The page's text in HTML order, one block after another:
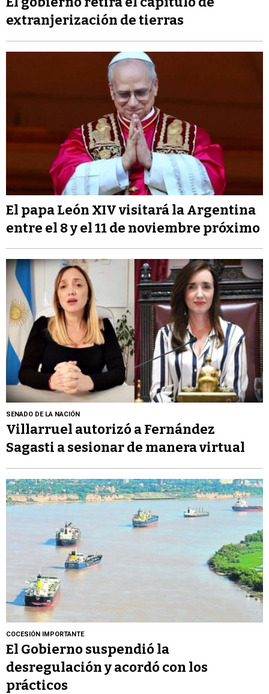
extranjerización de tierras
El papa León XIV visitará la Argentina
entre el 8 y el 11 de noviembre próximo
SENADO DE LA NACIÓN
Villarruel autorizó a Fernández
Sagasti a sesionar de manera virtual
COCESIÓN IMPORTANTE
El Gobierno suspendió la
desregulación y acordó con los
prácticos